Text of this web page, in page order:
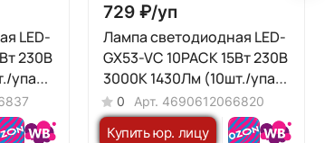
LED-
230В
упак)
729 ₽/уп
Лампа светодиодная LED-
GX53-VC 10PACK 15Вт 230В
3000К 1430Лм (10шт./упак)
IN HOME
0 Арт. 4690612066820
Купить юр. лицу